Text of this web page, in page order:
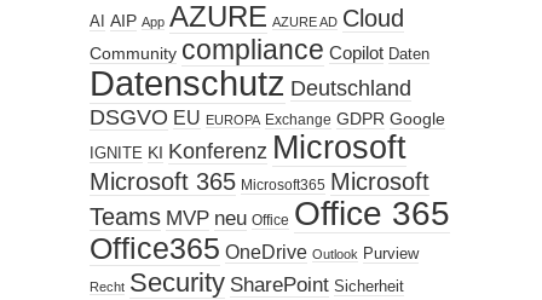
AI AIP App AZURE AZURE AD Cloud
Community compliance Copilot Daten
Datenschutz Deutschland
DSGVO EU EUROPA Exchange GDPR Google
IGNITE KI Konferenz Microsoft
Microsoft 365 Microsoft365 Microsoft
Teams MVP neu Office Office 365
Office365 OneDrive Outlook Purview
Recht Security SharePoint Sicherheit